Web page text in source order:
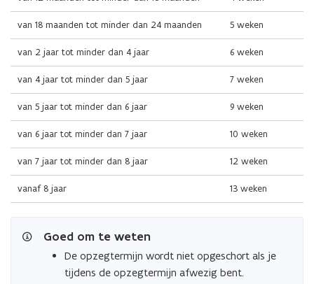
van 18 maanden tot minder dan 24 maanden 5 weken
van 2 jaar tot minder dan 4 jaar 6 weken
van 4 jaar tot minder dan 5 jaar 7 weken
van 5 jaar tot minder dan 6 jaar 9 weken
van 6 jaar tot minder dan 7 jaar 10 weken
van 7 jaar tot minder dan 8 jaar 12 weken
vanaf 8 jaar 13 weken
Goed om te weten
De opzegtermijn wordt niet opgeschort als je
tijdens de opzegtermijn afwezig bent.